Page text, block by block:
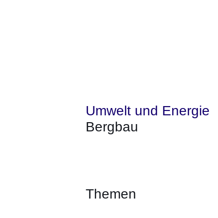
Umwelt und Energie
Bergbau
Themen